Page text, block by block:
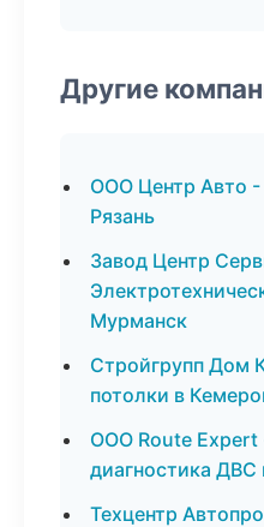
Другие
ООО Центр Авто -
Рязань
Завод Центр
Мурманск
Стройгрупп Дом
потолки в
ООО Route Expert
диагностика ДВС
Техцентр